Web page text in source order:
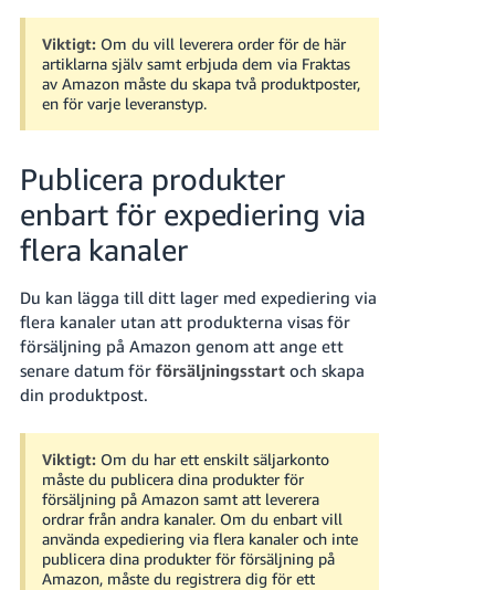
Viktigt: Om du vill leverera order för de här
artiklarna själv samt erbjuda dem via Fraktas
av Amazon måste du skapa två produktposter,
en för varje leveranstyp.
Publicera produkter
enbart för expediering via
flera kanaler
Du kan lägga till ditt lager med expediering via
flera kanaler utan att produkterna visas för
försäljning på Amazon genom att ange ett
senare datum för försäljningsstartoch skapa
din produktpost.
Viktigt: Om du har ett enskilt säljarkonto
måste du publicera dina produkter för
försäljning på Amazon samt att leverera
ordrar från andra kanaler. Om du enbart vill
använda expediering via flera kanaler och inte
publicera dina produkter för försäljning på
Amazon, måste du registrera dig för ett